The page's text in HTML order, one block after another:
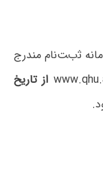
ﺛبﺖنام مندرج
از تاریخ